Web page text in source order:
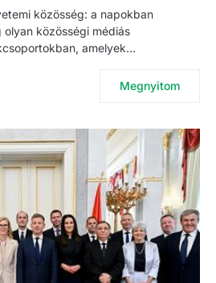
közösség: a napokban
közösségi médiás
amelyek…
Megnyitom